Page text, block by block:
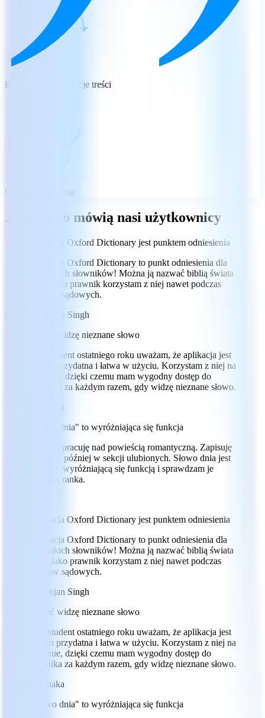
Regularne aktualizacje treści
Ulubione i ostatnie
Zobacz, co mówią nasi użytkownicy
Aplikacja Oxford Dictionary jest punktem odniesienia
Aplikacja Oxford Dictionary to punkt odniesienia dla
wszystkich słowników! Można ją nazwać biblią świata
słów. Jako prawnik korzystam z niej nawet podczas
rozpraw sądowych.
Rajat Ranjan Singh
Ilekroć widzę nieznane słowo
Jako student ostatniego roku uważam, że aplikacja jest
bardzo przydatna i łatwa w użyciu. Korzystam z niej na
telefonie, dzięki czemu mam wygodny dostęp do
słownika za każdym razem, gdy widzę nieznane słowo.
Aiko Tanaka
"Słowo dnia" to wyróżniająca się funkcja
Obecnie pracuję nad powieścią romantyczną. Zapisuję
słowa na później w sekcji ulubionych. Słowo dnia jest
dla mnie wyróżniającą się funkcją i sprawdzam je
każdego ranka.
Aplikacja Oxford Dictionary jest punktem odniesienia
Aplikacja Oxford Dictionary to punkt odniesienia dla
wszystkich słowników! Można ją nazwać biblią świata
słów. Jako prawnik korzystam z niej nawet podczas
rozpraw sądowych.
Rajat Ranjan Singh
Ilekroć widzę nieznane słowo
Jako student ostatniego roku uważam, że aplikacja jest
bardzo przydatna i łatwa w użyciu. Korzystam z niej na
telefonie, dzięki czemu mam wygodny dostęp do
słownika za każdym razem, gdy widzę nieznane słowo.
Aiko Tanaka
"Słowo dnia" to wyróżniająca się funkcja